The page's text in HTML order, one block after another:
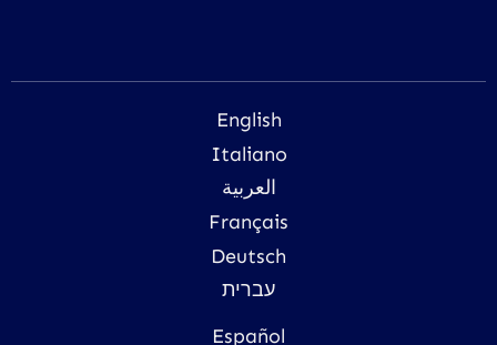
English
Italiano
العربية
Français
Deutsch
עברית
Español